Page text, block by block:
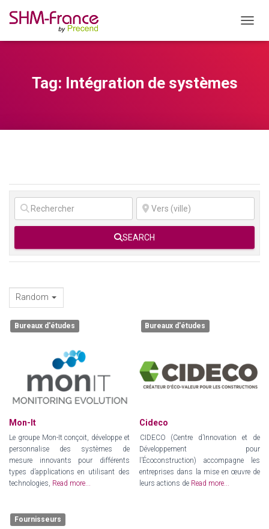
Tag: Intégration de systèmes
SEARCH
Random
Bureaux d'études
Mon-It
Le groupe Mon-It conçoit, développe et
personnalise des systèmes de
mesure innovants pour différents
types d’applications en utilisant des
technologies, Read more...
Bureaux d'études
Cideco
CIDECO (Centre d’Innovation et de
Développement pour
l’Écoconstruction) accompagne les
entreprises dans la mise en œuvre de
leurs actions de Read more...
Fournisseurs